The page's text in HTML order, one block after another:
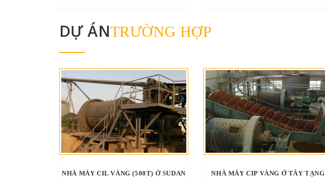
DỰ ÁNTRƯỜNG HỢP
NHÀ MÁY CIL VÀNG (500T) Ở SUDAN NHÀ MÁY CIP VÀNG Ở TÂY TẠNG